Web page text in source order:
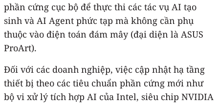
phần cứng cục bộ để thực thi các tác vụ AI tạo
sinh và AI Agent phức tạp mà không cần phụ
thuộc vào điện toán đám mây (đại diện là ASUS
ProArt).
​Đối với các doanh nghiệp, việc cập nhật hạ tầng
thiết bị theo các tiêu chuẩn phần cứng mới như
bộ vi xử lý tích hợp AI của Intel, siêu chip NVIDIA